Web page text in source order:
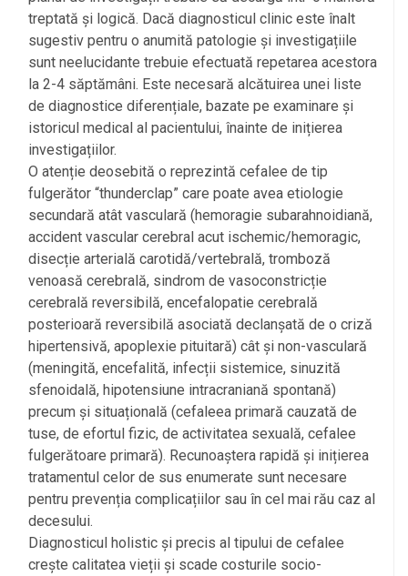
treptată și logică. Dacă diagnosticul clinic este înalt
sugestiv pentru o anumită patologie și investigațiile
sunt neelucidante trebuie efectuată repetarea acestora
la 2-4 săptămâni. Este necesară alcătuirea unei liste
de diagnostice diferențiale, bazate pe examinare și
istoricul medical al pacientului, înainte de inițierea
investigațiilor.
O atenție deosebită o reprezintă cefalee de tip
fulgerător “thunderclap” care poate avea etiologie
secundară atât vasculară (hemoragie subarahnoidiană,
accident vascular cerebral acut ischemic/hemoragic,
disecție arterială carotidă/vertebrală, tromboză
venoasă cerebrală, sindrom de vasoconstricție
cerebrală reversibilă, encefalopatie cerebrală
posterioară reversibilă asociată declanșată de o criză
hipertensivă, apoplexie pituitară) cât și non-vasculară
(meningită, encefalită, infecții sistemice, sinuzită
sfenoidală, hipotensiune intracraniană spontană)
precum și situațională (cefaleea primară cauzată de
tuse, de efortul fizic, de activitatea sexuală, cefalee
fulgerătoare primară). Recunoaștera rapidă și inițierea
tratamentul celor de sus enumerate sunt necesare
pentru prevenția complicațiilor sau în cel mai rău caz al
decesului.
Diagnosticul holistic și precis al tipului de cefalee
crește calitatea vieții și scade costurile socio-